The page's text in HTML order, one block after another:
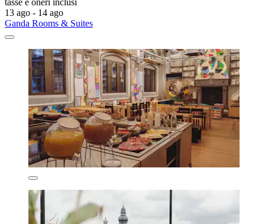
13 ago - 14 ago
Ganda Rooms & Suites